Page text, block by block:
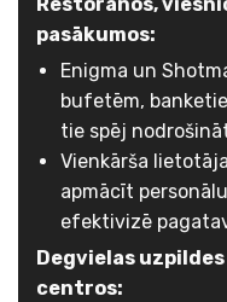
pasākumos:
Enigma un
bufetēm,
tie spēj
Vienkārša
apmācīt
efektivizē
Degvielas
centros: